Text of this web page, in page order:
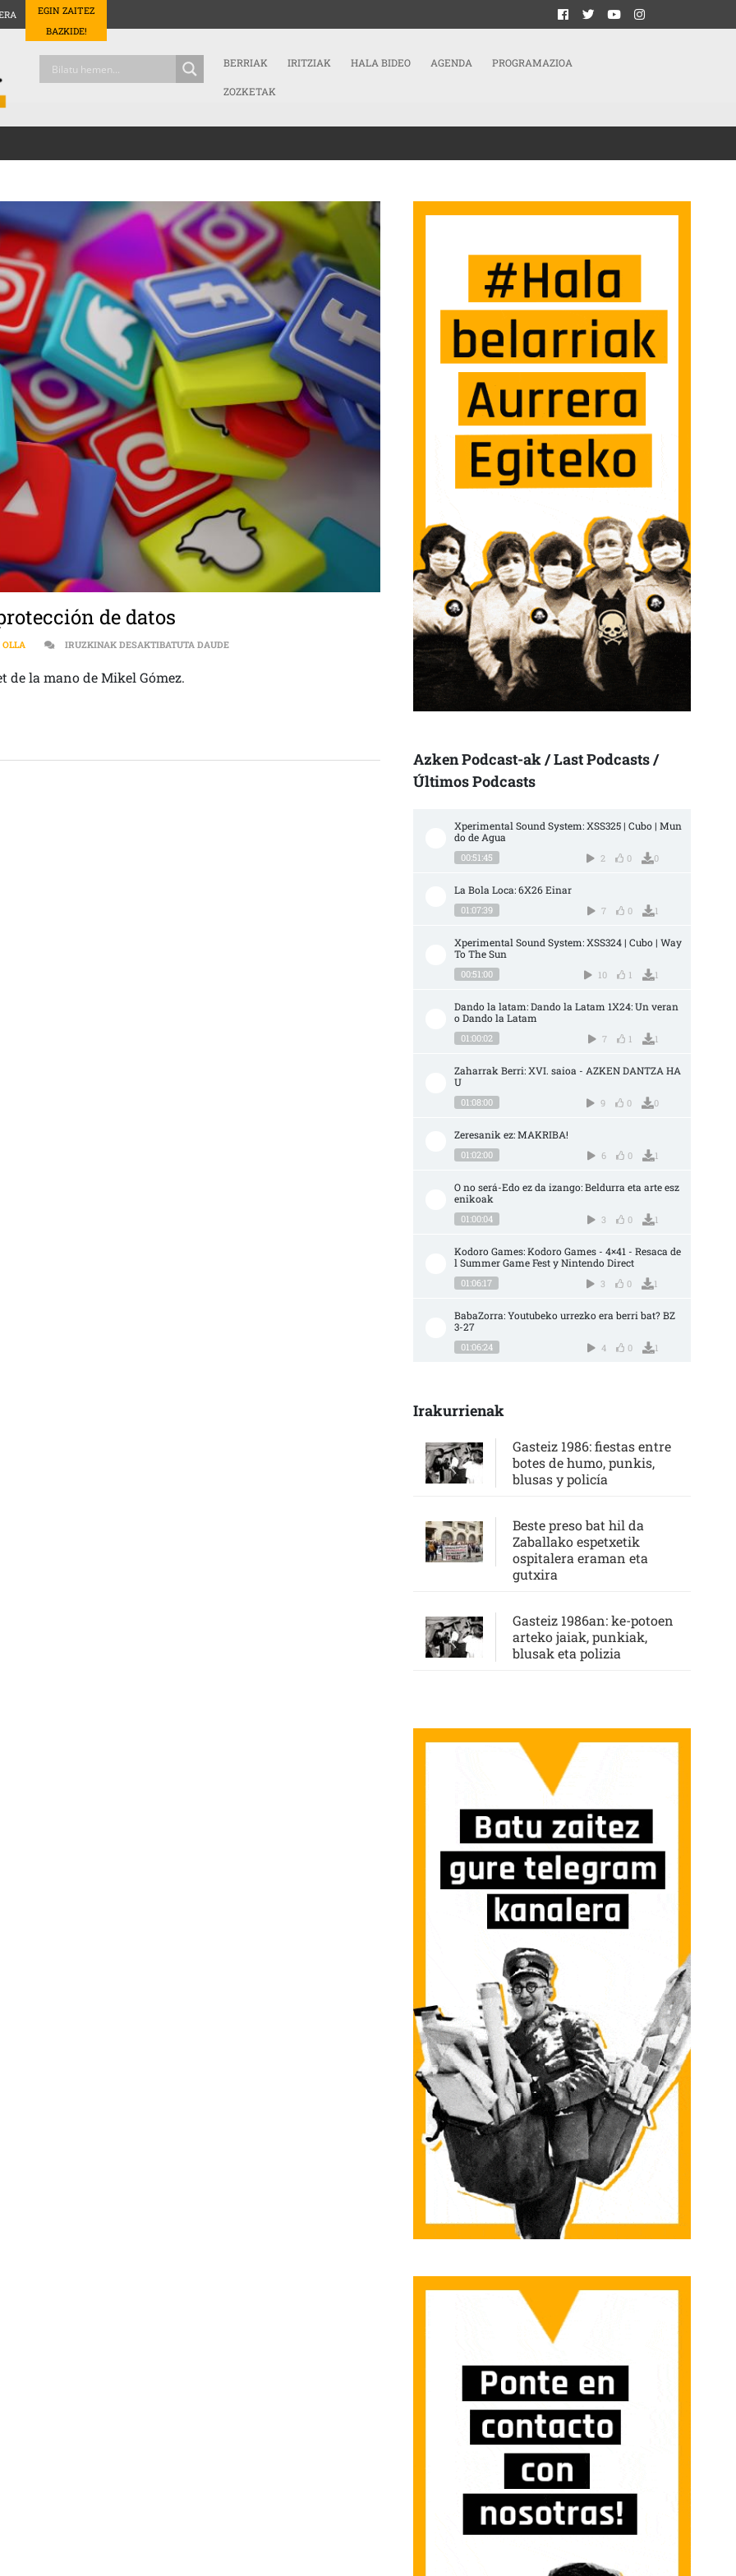
EGIN ZAITEZ
BAZKIDE!
BERRIAK IRITZIAK HALA BIDEO AGENDA PROGRAMAZIOA
ZOZKETAK
de datos
OLLA IRUZKINAK DESAKTIBATUTA DAUDEBLOGOSFERA | WTSOCIAL, FASCISMO Y PROTECCIÓN DE DATOS SARRERAN
de la mano de Mikel Gómez.
Azken Podcast-ak / Last Podcasts /
Últimos Podcasts
Xperimental Sound System: XSS325 | Cubo | Mun
do de Agua
00:51:45 2 0 0
La Bola Loca: 6X26 Einar
01:07:39 7 0 1
Xperimental Sound System: XSS324 | Cubo | Way
To The Sun
00:51:00 10 1 1
Dando la latam: Dando la Latam 1X24: Un veran
o Dando la Latam
01:00:02 7 1 1
Zaharrak Berri: XVI. saioa - AZKEN DANTZA HA
U
01:08:00 9 0 0
Zeresanik ez: MAKRIBA!
01:02:00 6 0 1
O no será-Edo ez da izango: Beldurra eta arte esz
enikoak
01:00:04 3 0 1
Kodoro Games: Kodoro Games - 4×41 - Resaca de
l Summer Game Fest y Nintendo Direct
01:06:17 3 0 1
BabaZorra: Youtubeko urrezko era berri bat? BZ
3-27
01:06:24 4 0 1
Irakurrienak
Gasteiz 1986: fiestas entre
botes de humo, punkis,
blusas y policía
Beste preso bat hil da
Zaballako espetxetik
ospitalera eraman eta
gutxira
Gasteiz 1986an: ke-potoen
arteko jaiak, punkiak,
blusak eta polizia